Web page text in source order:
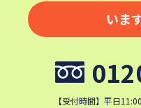
いま
【受付時間】平日